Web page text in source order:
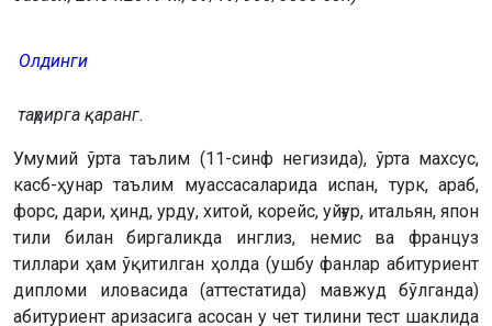
Олдинги
таҳрирга қаранг.
Умумий ўрта таълим (11-синф негизида), ўрта махсус,
касб-ҳунар таълим муассасаларида испан, турк, араб,
форс, дари, ҳинд, урду, хитой, корейс, уйғур, итальян, япон
тили билан биргаликда инглиз, немис ва француз
тиллари ҳам ўқитилган ҳолда (ушбу фанлар абитуриент
дипломи иловасида (аттестатида) мавжуд бўлганда)
абитуриент аризасига асосан у чет тилини тест шаклида